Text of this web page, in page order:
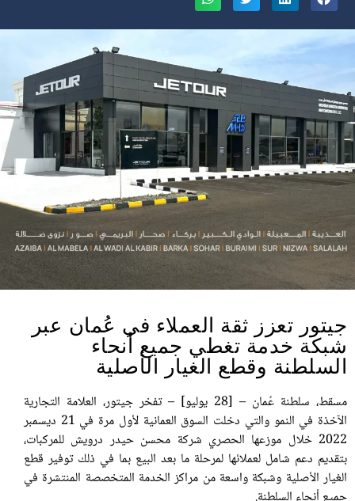
جيتور تعزز ثقة العملاء في عُمان عبر
شبكة خدمة تغطي جميع أنحاء
السلطنة وقطع الغيار الأصلية
مسقط، سلطنة عُمان – [28 يوليو] – تفخر جيتور، العلامة التجارية
الآخذة في النمو والتي دخلت السوق العمانية لأول مرة في 21 ديسمبر
2022 خلال موزعها الحصري شركة محسن حيدر درويش للمركبات،
بتقديم دعم شامل لعملائها لمرحلة ما بعد البيع بما في ذلك توفير قطع
الغيار الأصلية وشبكة واسعة من مراكز الخدمة المتخصصة المنتشرة في